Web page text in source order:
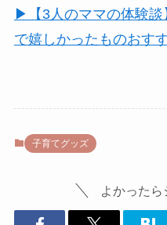
▶【3人のママの体験談
で嬉しかったものおす
子育てグッズ
よかったら